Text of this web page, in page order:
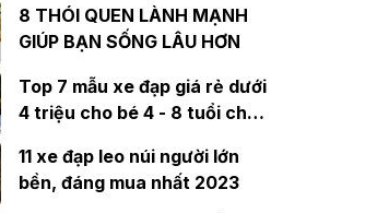
8 THÓI QUEN LÀNH MẠNH
GIÚP BẠN SỐNG LÂU HƠN
Top 7 mẫu xe đạp giá rẻ dưới
4 triệu cho bé 4 - 8 tuổi chất
11 xe đạp leo núi người lớn
bền, đáng mua nhất 2023